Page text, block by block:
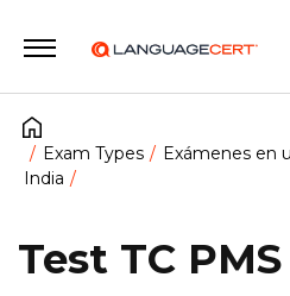
Exam Types
Exámenes en
India
Test TC PMS